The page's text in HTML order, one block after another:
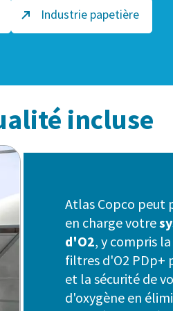
Industrie papetière
incluse
Atlas Copco peut
en charge votre
d'O2, y compris
filtres d'O2
et la sécurité de
d'oxygène en